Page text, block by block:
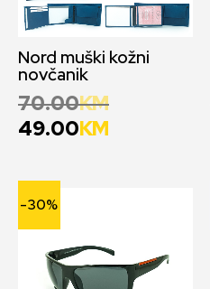
Nord muški kožni
novčanik
70.00KM
49.00KM
-30%